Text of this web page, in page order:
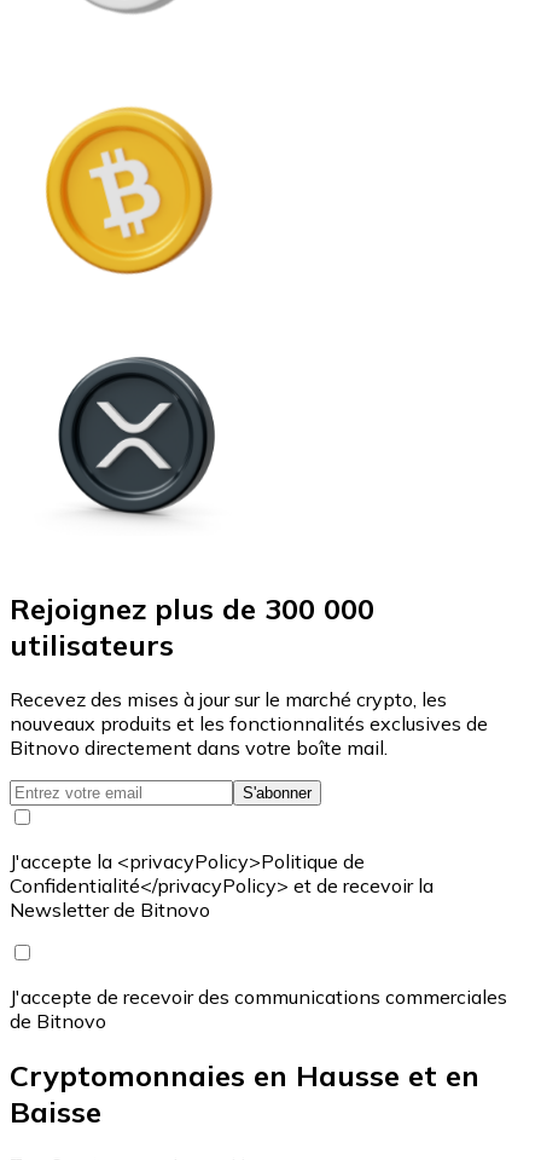
Rejoignez plus de 300 000
utilisateurs
Recevez des mises à jour sur le marché crypto, les
nouveaux produits et les fonctionnalités exclusives de
Bitnovo directement dans votre boîte mail.
S'abonner
J'accepte la <privacyPolicy>Politique de
Confidentialité</privacyPolicy> et de recevoir la
Newsletter de Bitnovo
J'accepte de recevoir des communications commerciales
de Bitnovo
Cryptomonnaies en Hausse et en
Baisse